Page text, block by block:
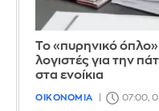
Το «πυρηνικό όπλο»
λογιστές για την
στα ενοίκια
ΟΙΚΟΝΟΜΙΑ 07:00,